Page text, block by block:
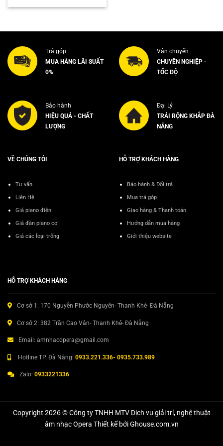
là:
tại
Trả góp
MUA HÀNG LÃI SUẤT
0%
Vận chuyển
CHUYÊN NGHIỆP -
TỐC ĐỘ
Bảo hành
HIỆU QUẢ - CHẤT
LƯỢNG
Đại Lý
TRẢI RỘNG KHẮP ĐÀ
NẴNG
VỀ CHÚNG TÔI
Tư vấn
Liên Hệ
Giá piano điện
Giá đàn piano cơ
Giá các loại trống
HỖ TRỢ KHÁCH HÀNG
Bảo hành & Đổi trả
Mua trả góp
Giao hàng & Thanh toán
Hướng dẫn mua hàng
Giới thiệu website
HỖ TRỢ KHÁCH HÀNG
Cơ sở 1: 170 Nguyễn Phước Nguyên- Thanh Khê- Đà Nẵng
Cơ sở 2: 382 Trần Cao Vân- Thanh Khê- Đà Nẵng
Email: amnhacopera@gmail.com
Hotline TP. Đà Nẵng: 0933.221.336- 0935.733.989
Zalo: 0933221336
Copyright 2026 © Công ty TNHH MTV Dịch vụ giải trí, nghệ thuật
âm nhạc Opera Thiết kế bởi Ghouse.com.vn